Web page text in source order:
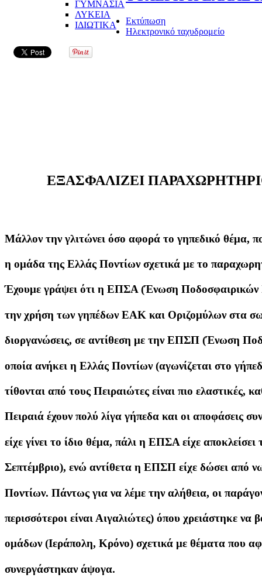
ΓΥΜΝΑΣΙΑ
ΛΥΚΕΙΑ
ΙΔΙΩΤΙΚΑ
Εκτύπωση
Ηλεκτρονικό ταχυδρομείο
ΕΞΑΣΦΑΛΙΖΕΙ
Μάλλον την γλιτώνει όσο αφορά το γηπεδικό θέμα,
η ομάδα της Ελλάς Ποντίων σχετικά με το
Έχουμε γράψει ότι η ΕΠΣΑ (Ένωση Ποδοσφαιρικών
την χρήση των γηπέδων ΕΑΚ και Οριζομύλων στα
διοργανώσεις, σε αντίθεση με την ΕΠΣΠ (Ένωση
οποία ανήκει η Ελλάς Ποντίων (αγωνίζεται στο
τίθονται από τους Πειραιώτες είναι πιο ελαστικές,
Πειραιά έχουν πολύ λίγα γήπεδα και οι αποφάσεις
είχε γίνει το ίδιο θέμα, πάλι η ΕΠΣΑ είχε
Σεπτέμβριο), ενώ αντίθετα η ΕΠΣΠ είχε δώσει από
Ποντίων. Πάντως για να λέμε την αλήθεια, οι
περισσότεροι είναι Αιγαλιώτες) όπου χρειάστηκε
ομάδων (Ιεράπολη, Κρόνο) σχετικά με θέματα που
συνεργάστηκαν άψογα.